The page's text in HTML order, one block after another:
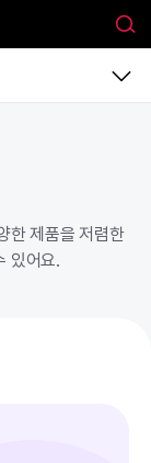
한 제품을 저렴한
있어요.